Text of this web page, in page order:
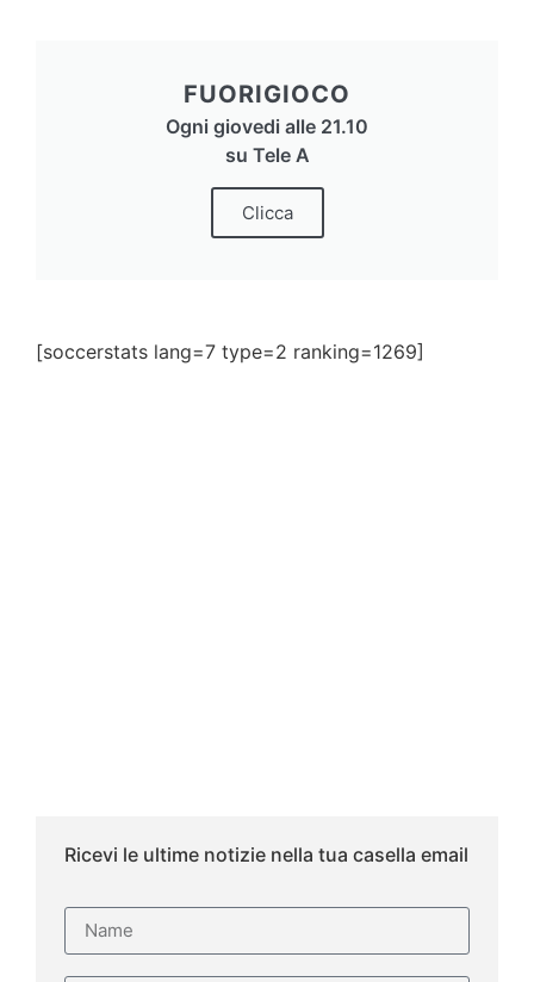
FUORIGIOCO
Ogni giovedi alle 21.10
su Tele A
Clicca
[soccerstats lang=7 type=2 ranking=1269]
Ricevi le ultime notizie nella tua casella email